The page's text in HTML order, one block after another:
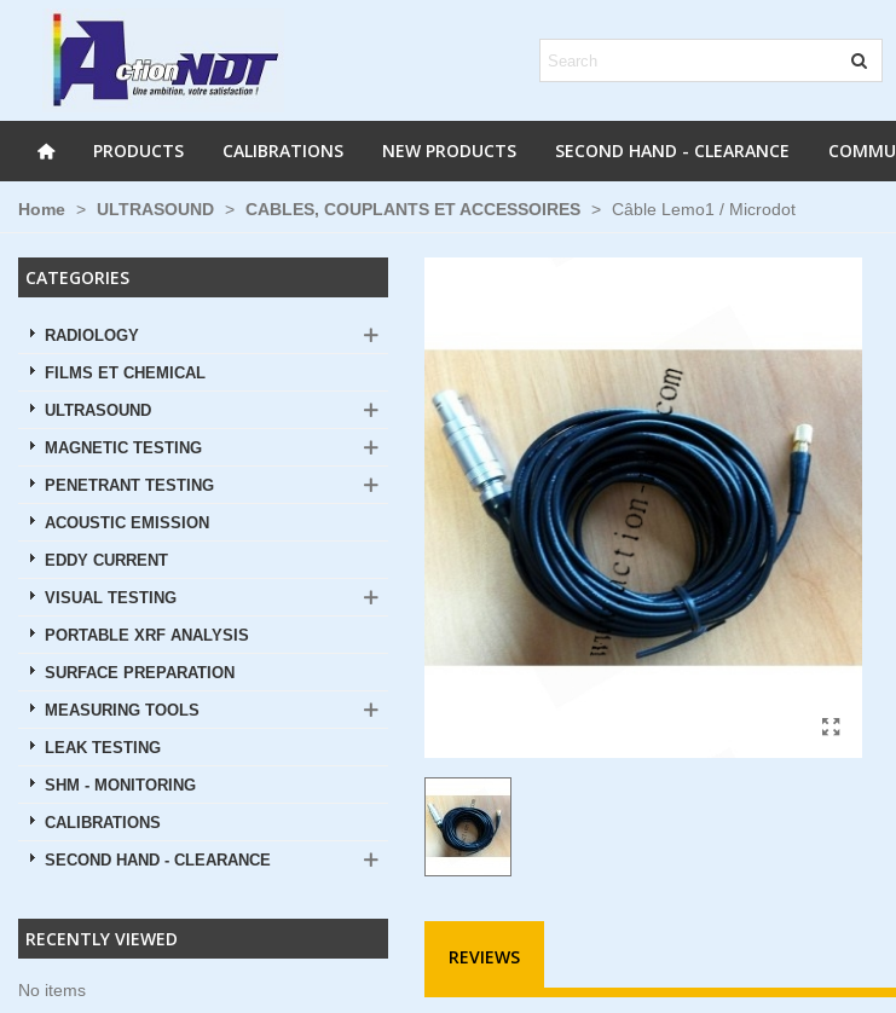
PRODUCTS CALIBRATIONS NEW PRODUCTS SECOND HAND - CLEARANCE
Home > ULTRASOUND > CABLES, COUPLANTS ET ACCESSOIRES > Câble Lemo1 / Microdot
CATEGORIES
RADIOLOGY
FILMS ET CHEMICAL
ULTRASOUND
MAGNETIC TESTING
PENETRANT TESTING
ACOUSTIC EMISSION
EDDY CURRENT
VISUAL TESTING
PORTABLE XRF ANALYSIS
SURFACE PREPARATION
MEASURING TOOLS
LEAK TESTING
SHM - MONITORING
CALIBRATIONS
SECOND HAND - CLEARANCE
RECENTLY VIEWED
No items
REVIEWS